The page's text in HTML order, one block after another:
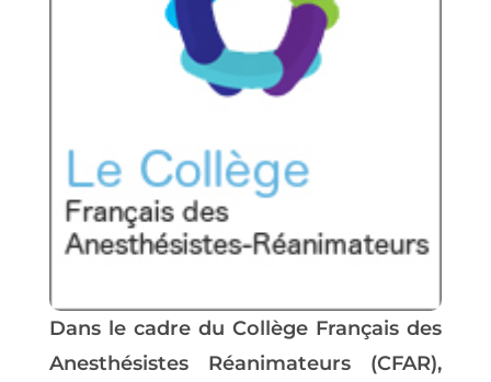
Dans le cadre du Collège Français des
Anesthésistes Réanimateurs (CFAR),